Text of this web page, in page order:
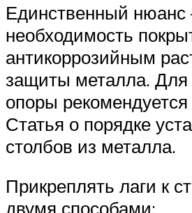
Единственный нюанс
необходимость
антикоррозийным
защиты металла. Для
опоры рекомендуется
Статья о порядке
столбов из металла.
Прикреплять лаги к
двумя способами: